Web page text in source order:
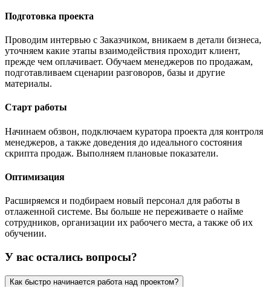
Подготовка проекта
Проводим интервью с Заказчиком, вникаем в детали бизнеса,
уточняем какие этапы взаимодействия проходит клиент,
прежде чем оплачивает. Обучаем менеджеров по продажам,
подготавливаем сценарии разговоров, базы и другие
материалы.
Старт работы
Начинаем обзвон, подключаем куратора проекта для контроля
менеджеров, а также доведения до идеального состояния
скрипта продаж. Выполняем плановые показатели.
Оптимизация
Расширяемся и подбираем новый персонал для работы в
отлаженной системе. Вы больше не переживаете о найме
сотрудников, организации их рабочего места, а также об их
обучении.
У вас остались вопросы?
Как быстро начинается работа над проектом?